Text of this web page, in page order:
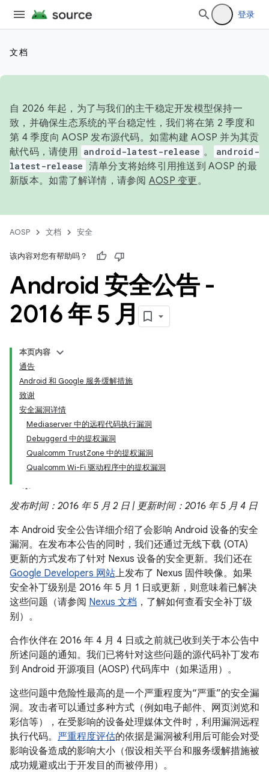
登录
文档
自 2026 年起，为了与我们的主干稳定开发模型保持一
致，并确保生态系统的平台稳定性，我们将在第 2 季度和
第 4 季度向 AOSP 发布源代码。如需构建 AOSP 并为其贡
献代码，请使用 android-latest-release 。
android-
latest-release 清单分支将始终引用推送到 AOSP 的最
新版本。如需了解详情，请参阅 AOSP 变更。
AOSP 文档 安全
该内容对您有帮助吗？
Android 安全公告 -
2016 年 5 月
本页内容
通告
Android 和 Google 服务缓解措施
致谢
安全漏洞详情
Mediaserver 中的远程代码执行漏洞
Debuggerd 中的提权漏洞
Qualcomm TrustZone 中的提权漏洞
Qualcomm Wi-Fi 驱动程序中的提权漏洞
发布时间：2016 年 5 月 2 日 | 更新时间：2016 年 5 月 4 日
本 Android 安全公告详细介绍了会影响 Android 设备的安全
漏洞。在发布本公告的同时，我们还通过无线下载 (OTA)
更新的方式发布了针对 Nexus 设备的安全更新。我们还在
Google Developers 网站上发布了 Nexus 固件映像。如果
安全补丁级别是 2016 年 5 月 1 日或更新，则意味着已解决
这些问题（请参阅 Nexus 文档 ，了解如何查看安全补丁级
别）。
合作伙伴在 2016 年 4 月 4 日或之前就已收到关于本公告中
所述问题的通知。我们已将针对这些问题的源代码补丁发布
到 Android 开源项目 (AOSP) 代码库中（如果适用）。
这些问题中危险性最高的是一个严重程度为“严重”的安全漏
洞。攻击者可以通过多种方式（例如电子邮件、网页浏览和
彩信等），在受影响的设备处理媒体文件时，利用漏洞远程
执行代码。 严重程度评估的依据是漏洞被利用后可能会对受
影响设备造成的影响大小（假设相关平台和服务缓解措施被
成功规避或出于开发目的而被停用）。